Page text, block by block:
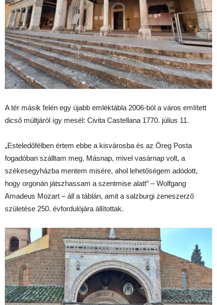
A tér másik felén egy újabb emléktábla 2006-ból a város említett
dicső múltjáról így mesél: Civita Castellana 1770. július 11.
„Esteledőfélben értem ebbe a kisvárosba és az Öreg Posta
fogadóban szálltam meg. Másnap, mivel vasárnap volt, a
székesegyházba mentem misére, ahol lehetőségem adódott,
hogy orgonán játszhassam a szentmise alatt” – Wolfgang
Amadeus Mozart – áll a táblán, amit a salzburgi zeneszerző
születése 250. évfordulójára állítottak.